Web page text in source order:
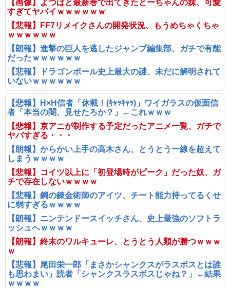
【画像】よつばと最新巻で出てきたとーちゃんの妹、可愛
すぎてヤバイｗｗｗｗｗｗ
【悲報】FF7リメイクさんの開発状況、もうめちゃくちゃ
ｗｗｗｗｗｗ
【朗報】進撃の巨人を逃したジャンプ編集部、ガチで有能
だったｗｗｗｗｗｗ
【悲報】ドラゴンボール史上最大の謎、未だに解明されて
いないｗｗｗｗｗｗ
【悲報】H×H信者「休載！(ｷｬｯｷｬｯ)」ワイガラスの仮面信
者「本当の闇、見せたろか？」←これｗｗｗ
【悲報】京アニが制作する予定だったアニメ一覧、ガチで
ヤバすぎる・・・
【朗報】からかい上手の高木さん、とうとう一線を超えて
しまうｗｗｗｗ
【悲報】コイツ以上に「初登場時がピーク」だった奴、ガ
チで存在しないｗｗｗｗ
【悲報】鋼の錬金術師のアイツ、チート能力持ってるくせ
に弱すぎるｗｗｗｗ
【朗報】ニンテンドースイッチさん、史上最強のソフトラ
ッシュへｗｗｗｗ
【朗報】終末のワルキューレ、とうとう人類が勝つｗｗｗ
ｗ
【悲報】尾田栄一郎「まさかシャンクスがラスボスとは誰
も思わまい」読者「シャンクスラスボスじゃね？」←結果
ｗｗｗｗ